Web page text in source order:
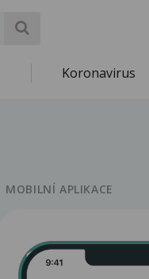
Koronavirus
MOBILNÍ APLIKACE